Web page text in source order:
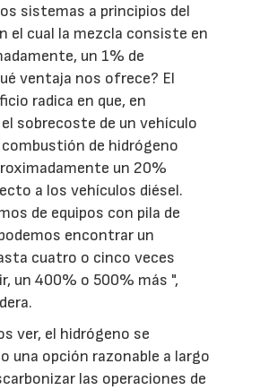
sistemas a principios del
el cual la mezcla consiste en
un 1% de
ventaja nos ofrece? El
radica en que, en
sobrecoste de un vehículo
de hidrógeno
un 20%
a los vehículos diésel.
de equipos con pila de
encontrar un
cuatro o cinco veces
un 400% o 500% más ",
ver, el hidrógeno se
una opción razonable a largo
las operaciones de